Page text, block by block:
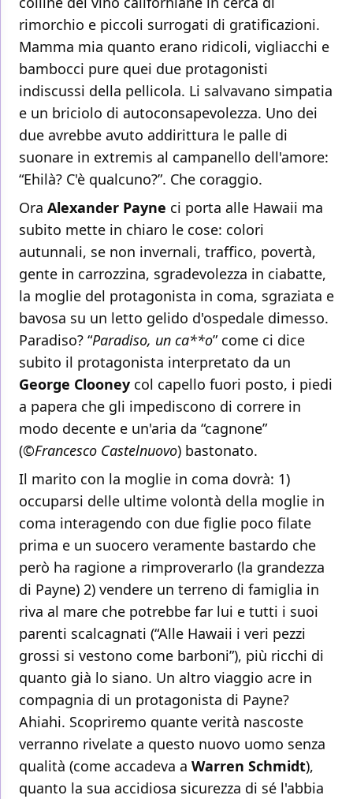
rimorchio e piccoli surrogati di gratificazioni.
Mamma mia quanto erano ridicoli, vigliacchi e
bambocci pure quei due protagonisti
indiscussi della pellicola. Li salvavano simpatia
e un briciolo di autoconsapevolezza. Uno dei
due avrebbe avuto addirittura le palle di
suonare in extremis al campanello dell'amore:
“Ehilà? C'è qualcuno?”. Che coraggio.
Ora Alexander Payne ci porta alle Hawaii ma
subito mette in chiaro le cose: colori
autunnali, se non invernali, traffico, povertà,
gente in carrozzina, sgradevolezza in ciabatte,
la moglie del protagonista in coma, sgraziata e
bavosa su un letto gelido d'ospedale dimesso.
Paradiso? “Paradiso, un ca**o” come ci dice
subito il protagonista interpretato da un
George Clooney col capello fuori posto, i piedi
a papera che gli impediscono di correre in
modo decente e un'aria da “cagnone”
(©Francesco Castelnuovo) bastonato.
Il marito con la moglie in coma dovrà: 1)
occuparsi delle ultime volontà della moglie in
coma interagendo con due figlie poco filate
prima e un suocero veramente bastardo che
però ha ragione a rimproverarlo (la grandezza
di Payne) 2) vendere un terreno di famiglia in
riva al mare che potrebbe far lui e tutti i suoi
parenti scalcagnati (“Alle Hawaii i veri pezzi
grossi si vestono come barboni”), più ricchi di
quanto già lo siano. Un altro viaggio acre in
compagnia di un protagonista di Payne?
Ahiahi. Scopriremo quante verità nascoste
verranno rivelate a questo nuovo uomo senza
qualità (come accadeva a Warren Schmidt),
quanto la sua accidiosa sicurezza di sé l'abbia